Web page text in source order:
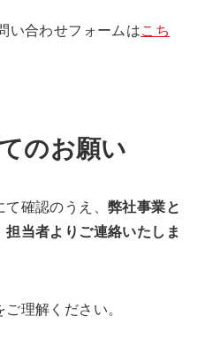
い合わせフォームはこち
のお願い
確認のうえ、 弊社事業と
当者よりご連絡いたしま
理解ください。